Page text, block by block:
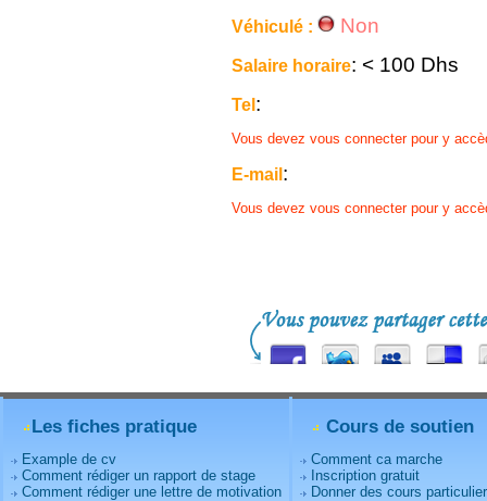
Véhiculé : Non
Salaire horaire: < 100 Dhs
Tel:
Vous devez vous connecter pour y
E-mail:
Vous devez vous connecter pour y
Les fiches pratique
Example de cv
Comment rédiger un rapport de stage
Comment rédiger une lettre de motivation
Cours de soutien
Comment ca marche
Inscription gratuit
Donner des cours